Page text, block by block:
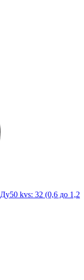
kvs: 32 (0,6 до 1,2